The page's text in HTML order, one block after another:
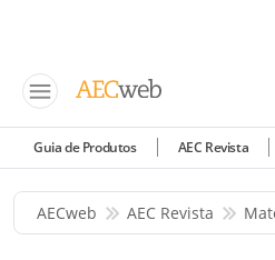
Guia de Produtos AEC Revista
AECweb AEC Revista